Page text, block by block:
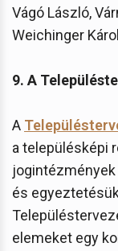
Vágó László,
Weichinger
9. A
A
a településképi
és
elemeket egy